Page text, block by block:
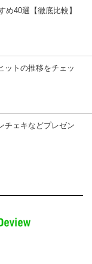
め40選【徹底比較】
ットの推移をチェッ
チェキなどプレゼン